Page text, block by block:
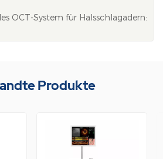
OCT-System für Halsschlagadern:
Produkte